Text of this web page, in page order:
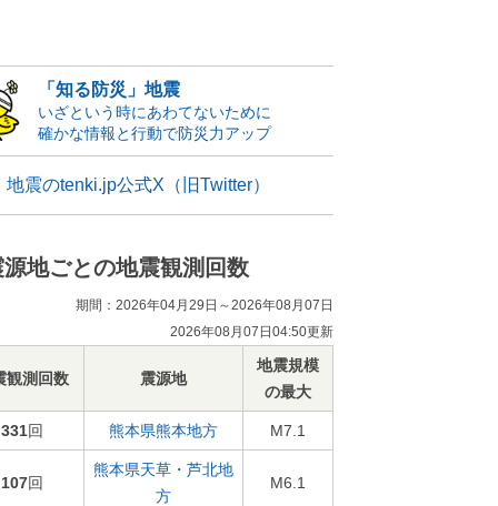
「知る防災」地震
いざという時にあわてないために
確かな情報と行動で防災力アップ
地震のtenki.jp公式X（旧Twitter）
源地ごとの地震観測回数
期間：2026年04月29日～2026年08月07日
2026年08月07日04:50更新
観測回数 震源地
地震規模
の最大
331回 熊本県熊本地方 M7.1
107回
熊本県天草・芦北地
方
M6.1